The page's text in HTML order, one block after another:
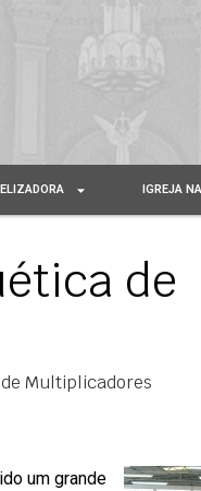
IGREJA
de
Multiplicadores
um grande